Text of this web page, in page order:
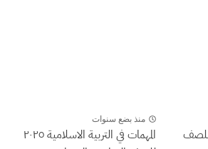
الرياضيات ٢٠٢٦ للصف
منذ بضع سنوات
المهمات في التربية الاسلامية ٢٠٢٥